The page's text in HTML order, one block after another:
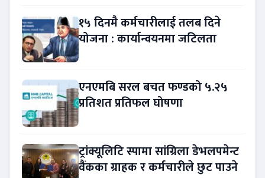
१५ दिनमै कर्मचारीलाई तलब दिने
योजना : कार्यान्वयनमा जटिलता
एनएमबि सरल बचत फण्डको ५.२५
प्रतिशत प्रतिफल घोषणा
ट्रांक्यूलिटि स्पामा सांग्रिला डेभलपमेन्ट
वैंकका ग्राहक र कर्मचारीले छुट पाउने